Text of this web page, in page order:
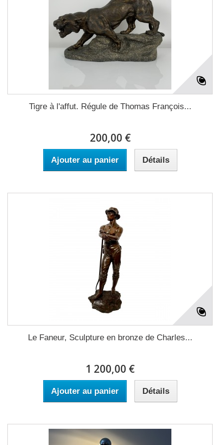
Tigre à l'affut. Régule de Thomas François...
200,00 €
Ajouter au panier Détails
Le Faneur, Sculpture en bronze de Charles...
1 200,00 €
Ajouter au panier Détails